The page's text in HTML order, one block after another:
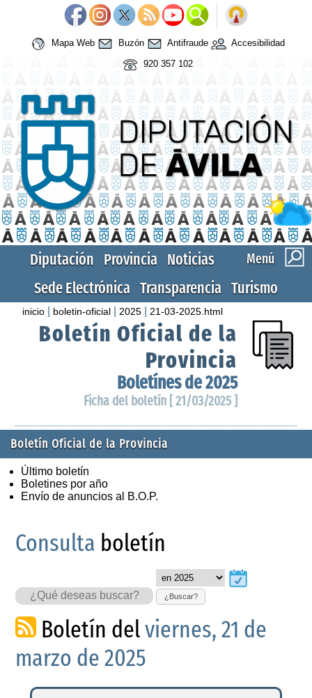
Mapa Web Buzón Antifraude
Accesibilidad
920 357 102
Menú
Diputación Provincia Noticias
Sede Electrónica Transparencia Turismo
inicio boletin-oficial 2025 21-03-2025.html
Boletín Oficial de la
Provincia
Boletínes de 2025
Ficha del boletín [ 21/03/2025 ]
Boletín Oficial de la Provincia
Último boletín
Boletines por año
Envío de anuncios al B.O.P.
Consulta boletín
¿Buscar?
Boletín delviernes, 21 de
marzo de 2025